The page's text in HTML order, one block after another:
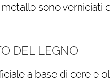
sono verniciati
DEL LEGNO
a base di cere e